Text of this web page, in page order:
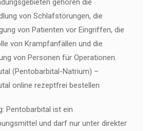
gehören die
von Schlafstörungen, die
von Patienten vor Eingriffen, die
von Krampfanfällen und die
von Personen für Operationen.
(Pentobarbital-Natrium) –
online rezeptfrei bestellen
Pentobarbital ist ein
und darf nur unter direkter